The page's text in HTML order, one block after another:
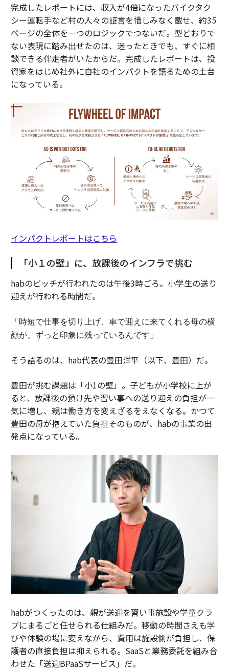
完成したレポートには、収入が4倍になったバイクタク
シー運転手など村の人々の証言を惜しみなく載せ、約35
ページの全体を一つのロジックでつないだ。型どおりで
ない表現に踏み出せたのは、迷ったときでも、すぐに相
談できる伴走者がいたからだ。完成したレポートは、投
資家をはじめ社外に自社のインパクトを語るための土台
になっている。
インパクトレポートはこちら
「小１の壁」に、放課後のインフラで挑む
habのピッチが行われたのは午後3時ごろ。小学生の送り
迎えが行われる時間だ。
「時短で仕事を切り上げ、車で迎えに来てくれる母の横
顔が、ずっと印象に残っているんです」
そう語るのは、hab代表の豊田洋平（以下、豊田）だ。
豊田が挑む課題は「小1の壁」。子どもが小学校に上が
ると、放課後の預け先や習い事への送り迎えの負担が一
気に増し、親は働き方を変えざるをえなくなる。かつて
豊田の母が抱えていた負担そのものが、habの事業の出
発点になっている。
habがつくったのは、親が送迎を習い事施設や学童クラ
ブにまるごと任せられる仕組みだ。移動の時間さえも学
びや体験の場に変えながら、費用は施設側が負担し、保
護者の直接負担は抑えられる。SaaSと業務委託を組み合
わせた「送迎BPaaSサービス」だ。